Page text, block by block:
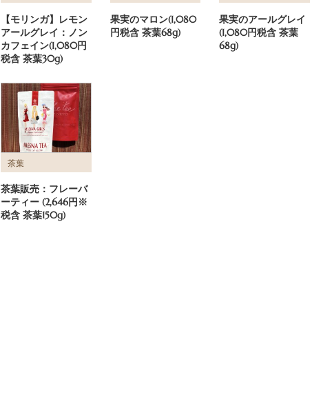
【モリンガ】レモン
アールグレイ：ノン
カフェイン(1,080円
税含 茶葉30g)
果実のマロン(1,080
円税含 茶葉68g)
果実のアールグレイ
(1,080円税含 茶葉
68g)
茶葉
茶葉販売：フレーバ
ーティー (2,646円※
税含 茶葉150g)